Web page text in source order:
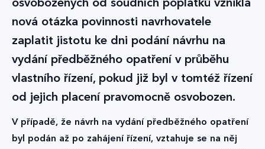
nová otázka povinnosti navrhovatele
zaplatit jistotu ke dni podání návrhu na
vydání předběžného opatření v průběhu
vlastního řízení, pokud již byl v tomtéž řízení
od jejich placení pravomocně osvobozen.
V případě, že návrh na vydání předběžného opatření
byl podán až po zahájení řízení, vztahuje se na něj